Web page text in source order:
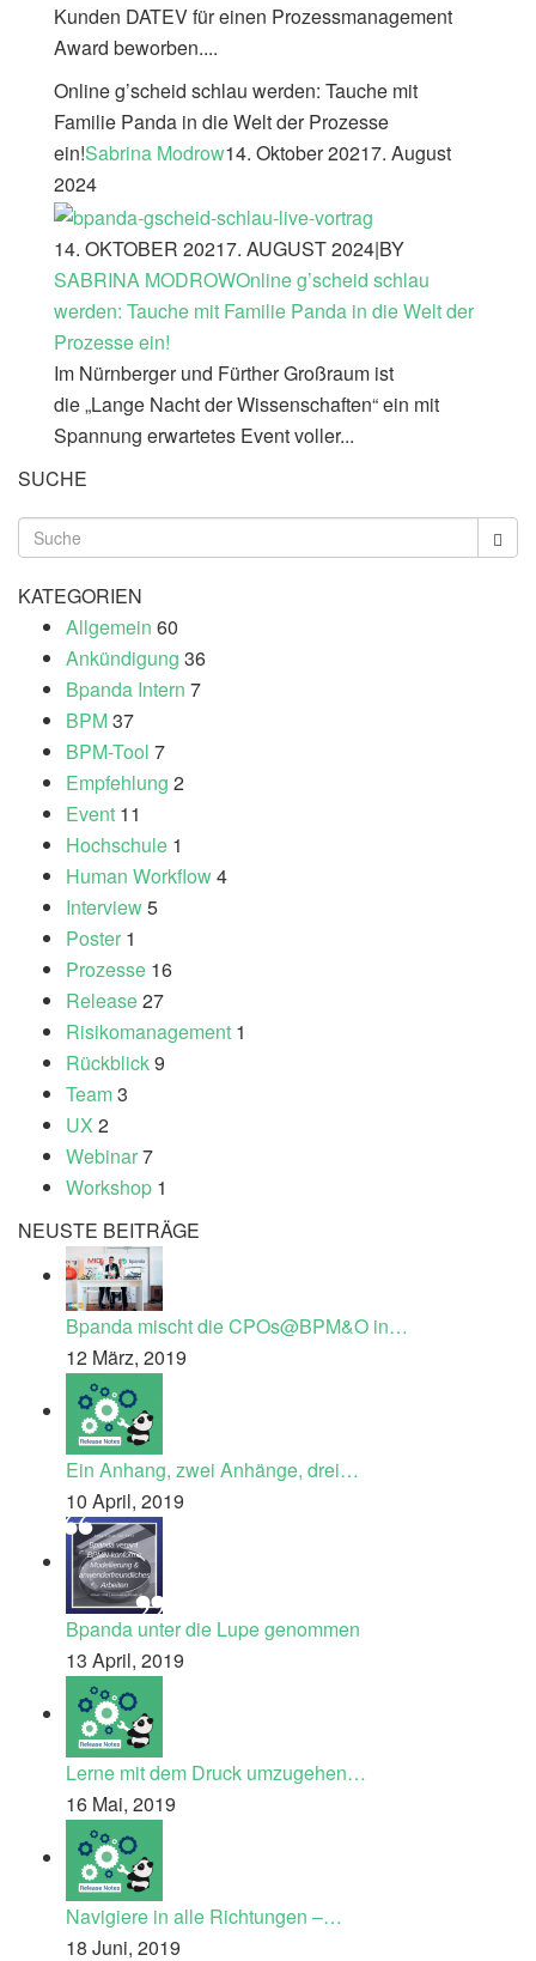
Kunden DATEV für einen Prozessmanagement
Award beworben....
Online g’scheid schlau werden: Tauche mit
Familie Panda in die Welt der Prozesse
ein!Sabrina Modrow14. Oktober 20217. August
2024
14. OKTOBER 20217. AUGUST 2024|BY
SABRINA MODROWOnline g’scheid schlau
werden: Tauche mit Familie Panda in die Welt der
Prozesse ein!
Im Nürnberger und Fürther Großraum ist
die „Lange Nacht der Wissenschaften“ ein mit
Spannung erwartetes Event voller...
SUCHE
KATEGORIEN
Allgemein 60
Ankündigung 36
Bpanda Intern 7
BPM37
BPM-Tool 7
Empfehlung 2
Event 11
Hochschule 1
Human Workflow4
Interview5
Poster 1
Prozesse 16
Release27
Risikomanagement 1
Rückblick9
Team3
UX 2
Webinar7
Workshop 1
NEUSTE BEITRÄGE
Bpanda mischt die CPOs@BPM&O in…
12 März, 2019
Ein Anhang, zwei Anhänge, drei…
10 April, 2019
Bpanda unter die Lupe genommen
13 April, 2019
Lerne mit dem Druck umzugehen…
16 Mai, 2019
Navigiere in alle Richtungen –…
18 Juni, 2019